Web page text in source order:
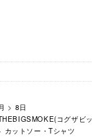
> 8日
コグザビ
カットソー・Tシャツ